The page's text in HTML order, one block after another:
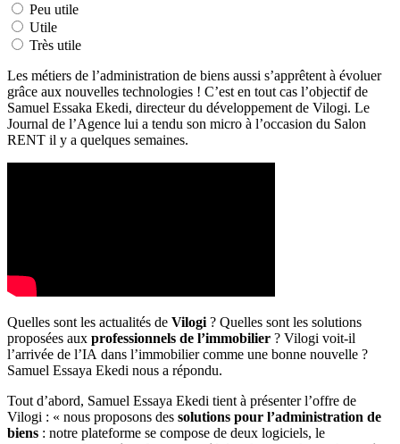
Peu utile
Utile
Très utile
Les métiers de l’administration de biens aussi s’apprêtent à évoluer
grâce aux nouvelles technologies ! C’est en tout cas l’objectif de
Samuel Essaka Ekedi, directeur du développement de Vilogi. Le
Journal de l’Agence lui a tendu son micro à l’occasion du Salon
RENT il y a quelques semaines.
Quelles sont les actualités de Vilogi ? Quelles sont les solutions
proposées aux professionnels de l’immobilier ? Vilogi voit-il
l’arrivée de l’IA dans l’immobilier comme une bonne nouvelle ?
Samuel Essaya Ekedi nous a répondu.
Tout d’abord, Samuel Essaya Ekedi tient à présenter l’offre de
Vilogi : « nous proposons des solutions pour l’administration de
biens : notre plateforme se compose de deux logiciels, le